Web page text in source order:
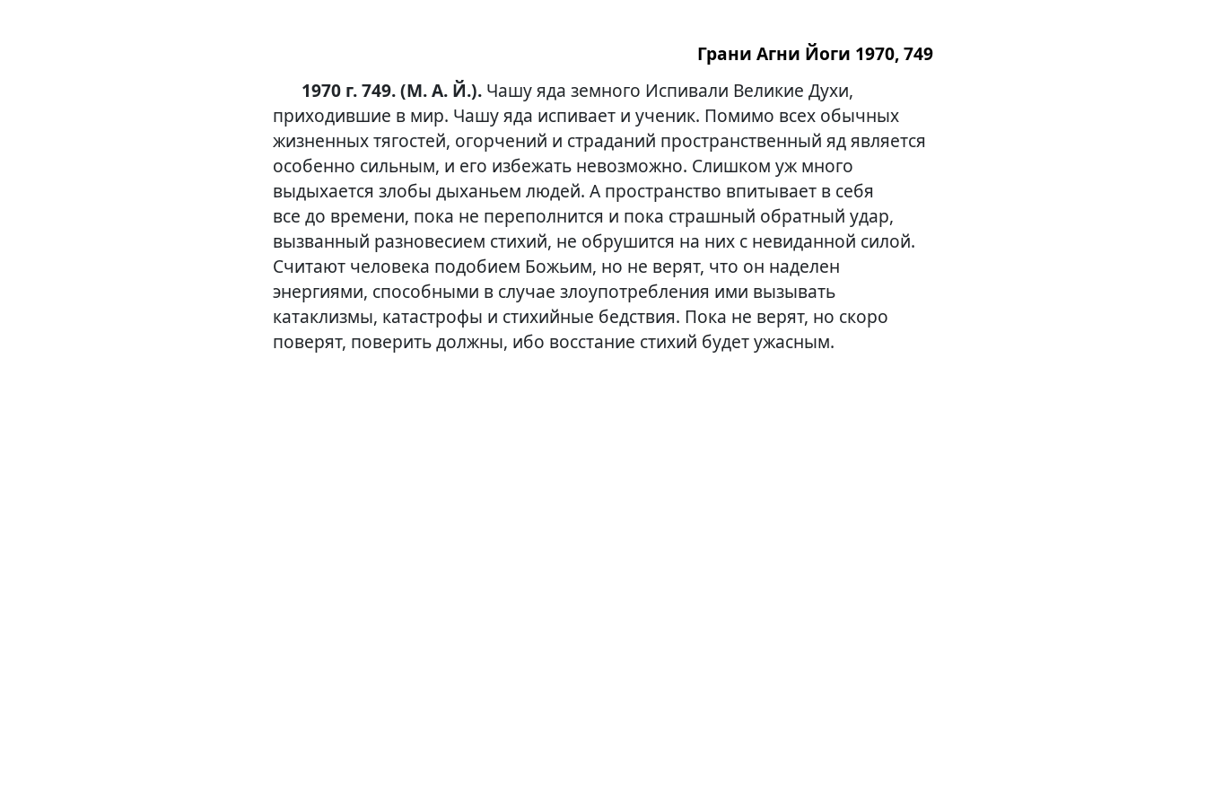
Грани Агни Йоги 1970, 749
1970 г. 749. (М. А. Й.). Чашу яда земного Испивали Великие Духи,
приходившие в мир. Чашу яда испивает и ученик. Помимо всех обычных
жизненных тягостей, огорчений и страданий пространственный яд является
особенно сильным, и его избежать невозможно. Слишком уж много
выдыхается злобы дыханьем людей. А пространство впитывает в себя
все до времени, пока не переполнится и пока страшный обратный удар,
вызванный разновесием стихий, не обрушится на них с невиданной силой.
Считают человека подобием Божьим, но не верят, что он наделен
энергиями, способными в случае злоупотребления ими вызывать
катаклизмы, катастрофы и стихийные бедствия. Пока не верят, но скоро
поверят, поверить должны, ибо восстание стихий будет ужасным.